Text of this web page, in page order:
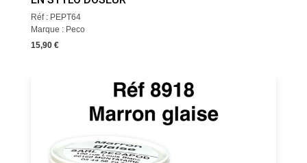
Réf : PEPT64
Marque : Peco
15,90 €